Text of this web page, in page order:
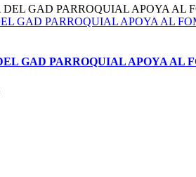
GAD PARROQUIAL APOYA AL
GAD PARROQUIAL APOYA AL